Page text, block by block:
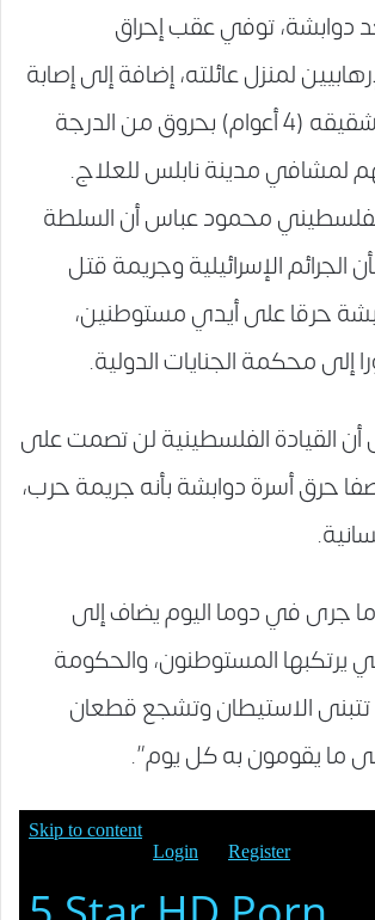
دوابشة، توفي عقب إحراق
لمنزل عائلته، إضافة إلى إصابة
والده ووالدته وشقيقه (4 أعوام) بحروق من الدرجة
لمشافي مدينة نابلس للعلاج.
محمود عباس أن السلطة
الجرائم الإسرائيلية وجريمة قتل
حرقا على أيدي مستوطنين،
إلى محكمة الجنايات الدولية.
القيادة الفلسطينية لن تصمت على
حرق أسرة دوابشة بأنه جريمة حرب،
جرى في دوما اليوم يضاف إلى
يرتكبها المستوطنون، والحكومة
تتبنى الاستيطان وتشجع قطعان
ما يقومون به كل يوم”.